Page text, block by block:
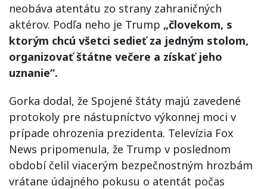
neobáva atentátu zo strany zahraničných
aktérov. Podľa neho je Trump „človekom, s
ktorým chcú všetci sedieť za jedným stolom,
organizovať štátne večere a získať jeho
uznanie“.
Gorka dodal, že Spojené štáty majú zavedené
protokoly pre nástupníctvo výkonnej moci v
prípade ohrozenia prezidenta. Televízia Fox
News pripomenula, že Trump v poslednom
období čelil viacerým bezpečnostným hrozbám
vrátane údajného pokusu o atentát počas